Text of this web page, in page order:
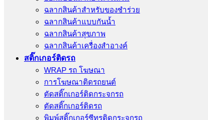
ฉลากสินค้าสำหรับของชำร่วย
ฉลากสินค้าแบบกันน้ำ
ฉลากสินค้าสุขภาพ
ฉลากสินค้าเครื่องสำอางค์
สติ๊กเกอร์ติดรถ
WRAP รถ โฆษณา
การโฆษณาติดรถยนต์
ตัดสติ๊กเกอร์ติดกระจกรถ
ตัดสติ๊กเกอร์ติดรถ
พิมพ์สติ๊กเกอร์ซีทรูติดกระจกรถ